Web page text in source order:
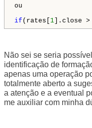
ou
if (rates[ 1 ].close >
Não sei se seria
identificação de
apenas uma operação
totalmente aberto a
a atenção e a eventual
me auxiliar com minha